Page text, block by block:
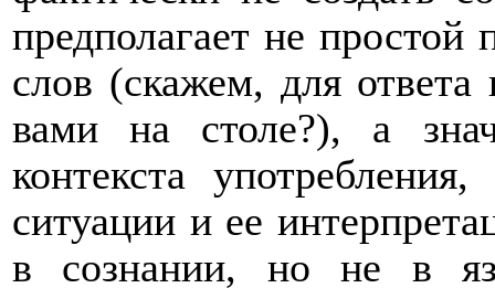
предполагает не простой
слов (скажем, для ответа
вами на столе?), а
контекста
ситуации и ее
в сознании, но не в